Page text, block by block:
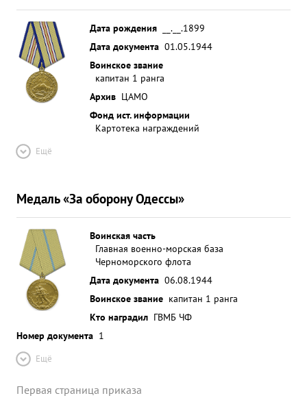
Дата рождения
__.__.1899
Дата документа 01.05.1944
Воинское звание
капитан 1 ранга
Архив ЦАМО
Фонд ист. информации
Картотека награждений
Ещё
Медаль «За оборону Одессы»
Воинская часть
Главная военно-морская база
Черноморского флота
Дата документа 06.08.1944
Воинское звание капитан 1 ранга
Кто наградил ГВМБ ЧФ
Номер документа 1
Ещё
Первая страница приказа